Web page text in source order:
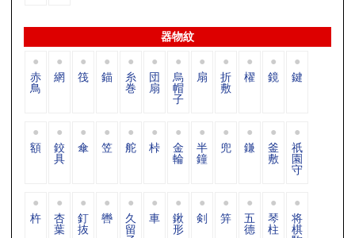
器物紋
赤
鳥
網 筏 錨 糸
巻
団
扇
烏
帽
子
扇 折
敷
櫂 鏡 鍵
額 鉸
具
傘 笠 舵 桛 金
輪
半
鐘
兜 鎌 釜
敷
祇
園
守
杵 杏
葉
釘
抜
轡 久
留
車 鍬
形
剣 笄 五
德
琴
柱
将
棋